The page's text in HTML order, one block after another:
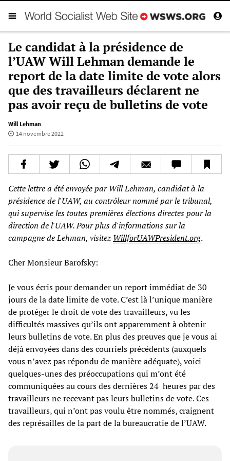
Le candidat à la présidence de
l’UAW Will Lehman demande le
report de la date limite de vote alors
que des travailleurs déclarent ne
pas avoir reçu de bulletins de vote
Will Lehman
14 novembre 2022
Cette lettre a été envoyée par Will Lehman, candidat à la
présidence de l'UAW, au contrôleur nommé par le tribunal,
qui supervise les toutes premières élections directes pour la
direction de l'UAW. Pour plus d'informations sur la
campagne de Lehman, visitezWillforUAWPresident.org.
Cher Monsieur Barofsky:
Je vous écris pour demander un report immédiat de 30
jours de la date limite de vote. C’est là l’unique manière
de protéger le droit de vote des travailleurs, vu les
difficultés massives qu’ils ont apparemment à obtenir
leurs bulletins de vote. En plus des preuves que je vous ai
déjà envoyées dans des courriels précédents (auxquels
vous n’avez pas répondu de manière adéquate), voici
quelques-unes des préoccupations qui m’ont été
communiquées au cours des dernières 24 heures par des
travailleurs ne recevant pas leurs bulletins de vote. Ces
travailleurs, qui n’ont pas voulu être nommés, craignent
des représailles de la part de la bureaucratie de l’UAW.